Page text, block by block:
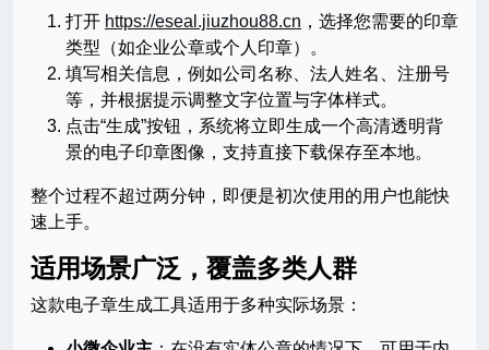
打开 https://eseal.jiuzhou88.cn ，选择您需要的印章
类型（如企业公章或个人印章）。
填写相关信息，例如公司名称、法人姓名、注册号
等，并根据提示调整文字位置与字体样式。
点击“生成”按钮，系统将立即生成一个高清透明背
景的电子印章图像，支持直接下载保存至本地。
整个过程不超过两分钟，即便是初次使用的用户也能快
速上手。
适用场景广泛，覆盖多类人群
这款电子章生成工具适用于多种实际场景：